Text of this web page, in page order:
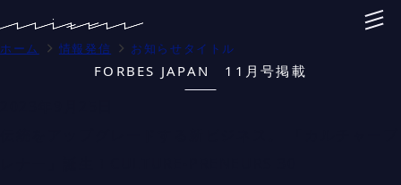
ホーム 情報発信 お知らせタイトル
FORBES JAPAN 11月号掲載